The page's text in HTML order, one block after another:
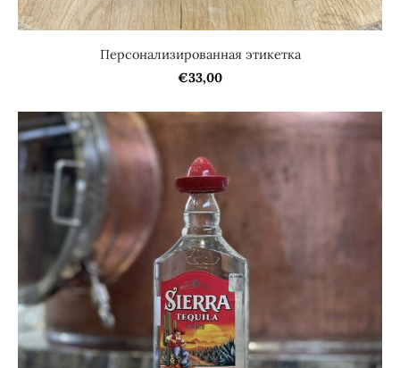
Персонализированная этикетка
€33,00